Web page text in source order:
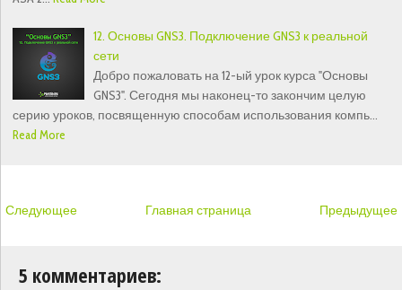
12. Основы GNS3. Подключение GNS3 к реальной
сети
Добро пожаловать на 12-ый урок курса "Основы
GNS3". Сегодня мы наконец-то закончим целую
серию уроков, посвященную способам использования компь…
Read More
Следующее Предыдущее
Главная страница
5 комментариев: